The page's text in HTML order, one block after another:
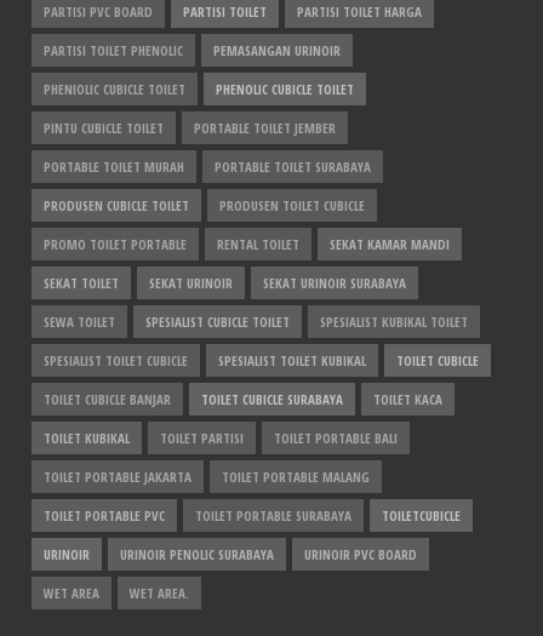
PARTISI PVC BOARD PARTISI TOILET PARTISI TOILET HARGA
PARTISI TOILET PHENOLIC PEMASANGAN URINOIR
PHENIOLIC CUBICLE TOILET PHENOLIC CUBICLE TOILET
PINTU CUBICLE TOILET PORTABLE TOILET JEMBER
PORTABLE TOILET MURAH PORTABLE TOILET SURABAYA
PRODUSEN CUBICLE TOILET PRODUSEN TOILET CUBICLE
PROMO TOILET PORTABLE RENTAL TOILET SEKAT KAMAR MANDI
SEKAT TOILET SEKAT URINOIR SEKAT URINOIR SURABAYA
SEWA TOILET SPESIALIST CUBICLE TOILET SPESIALIST KUBIKAL TOILET
SPESIALIST TOILET CUBICLE SPESIALIST TOILET KUBIKAL TOILET CUBICLE
TOILET CUBICLE BANJAR TOILET CUBICLE SURABAYA TOILET KACA
TOILET KUBIKAL TOILET PARTISI TOILET PORTABLE BALI
TOILET PORTABLE JAKARTA TOILET PORTABLE MALANG
TOILET PORTABLE PVC TOILET PORTABLE SURABAYA TOILETCUBICLE
URINOIR URINOIR PENOLIC SURABAYA URINOIR PVC BOARD
WET AREA WET AREA.